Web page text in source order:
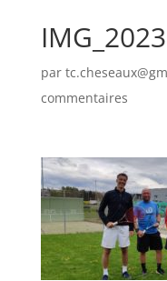
par
commentaires